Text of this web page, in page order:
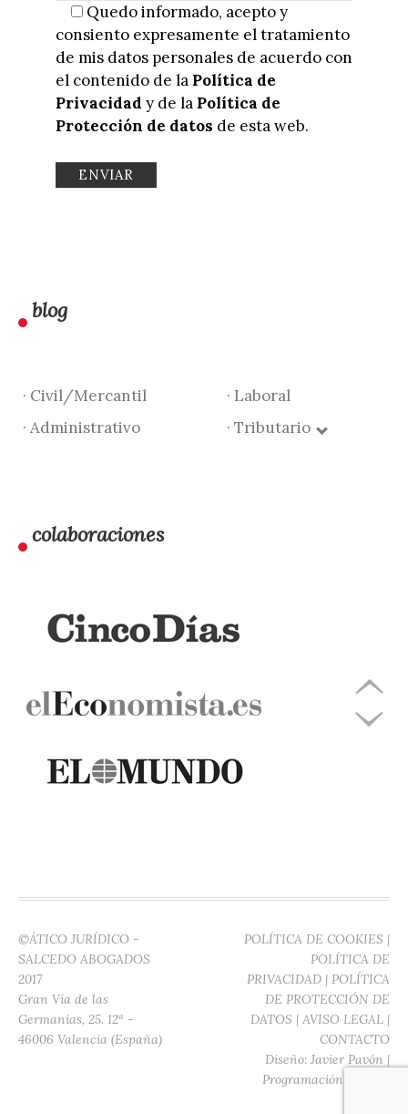
Quedo informado, acepto y
consiento expresamente el tratamiento
de mis datos personales de acuerdo con
el contenido de la Política de
Privacidad y de la Política de
Protección de datos de esta web.
blog
· Civil/Mercantil
· Laboral
· Administrativo
· Tributario
colaboraciones
©ÁTICO JURÍDICO -
SALCEDO ABOGADOS
2017
Gran Vía de las
Germanías, 25. 12ª -
46006 Valencia (España)
POLÍTICA DE COOKIES |
POLÍTICA DE
PRIVACIDAD | POLÍTICA
DE PROTECCIÓN DE
DATOS | AVISO LEGAL |
CONTACTO
Diseño: Javier Pavón |
Programación: